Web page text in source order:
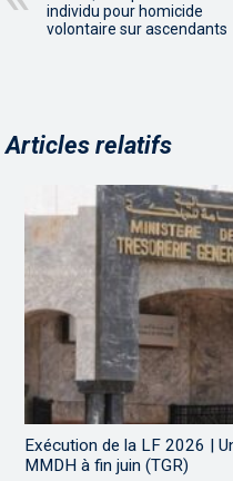
individu pour homicide
volontaire sur ascendants
Articles relatifs
Exécution de la LF 2026 |
MMDH à fin juin (TGR)